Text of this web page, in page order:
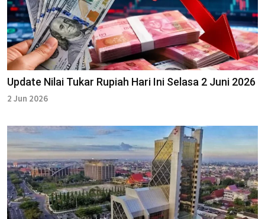
Update Nilai Tukar Rupiah Hari Ini Selasa 2 Juni 2026
2 Jun 2026